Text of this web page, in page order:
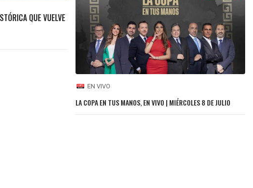
QUE VUELVE
EN VIVO
LA COPA EN TUS MANOS, EN VIVO | MIÉRCOLES 8 DE JULIO